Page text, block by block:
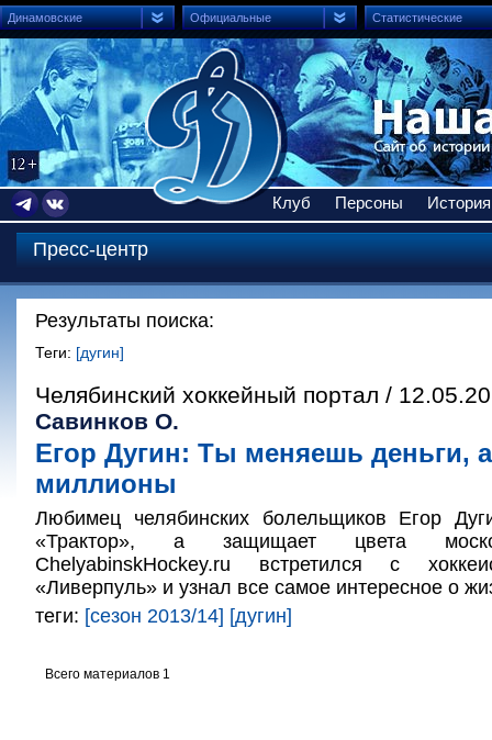
Динамовские Официальные Статистические
Клуб Персоны История
Пресс-центр
Результаты поиска:
Теги: [дугин]
Челябинский хоккейный портал /
Савинков О.
Егор Дугин: Ты меняешь деньги,
миллионы
Любимец челябинских болельщиков Егор
«Трактор», а защищает цвета
ChelyabinskHockey.ru встретился с
«Ливерпуль» и узнал все самое интересное о
теги: [сезон 2013/14] [дугин]
Всего материалов 1